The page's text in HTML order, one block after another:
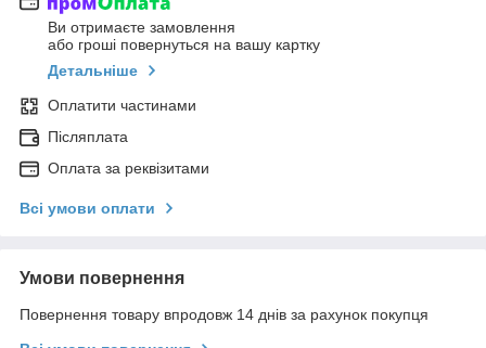
Ви отримаєте замовлення
або гроші повернуться на вашу картку
Детальніше
Оплатити частинами
Післяплата
Оплата за реквізитами
Всі умови оплати
Умови повернення
Повернення товару впродовж 14 днів за рахунок покупця